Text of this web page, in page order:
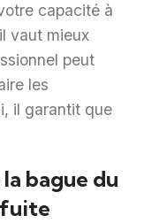
capacité à
vaut mieux
peut
les
il garantit que
bague du
fuite